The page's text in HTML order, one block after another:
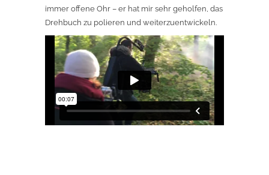
immer offene Ohr – er hat mir sehr geholfen, das
Drehbuch zu polieren und weiterzuentwickeln.